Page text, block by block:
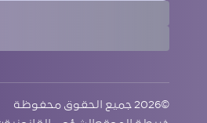
©2026 ‏جميع الحقوق محفوظة